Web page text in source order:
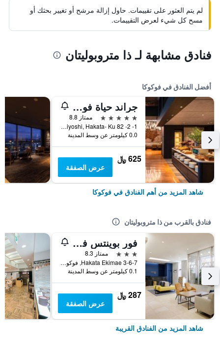
لم يتم العثور على تقييمات. حاول إزالة مرشح أو تغيير بحثك أو
مسح كل شيء لعرض التقييمات.
فنادق مشابهة لـ ذا متروبوليتان
أفضل الفنادق في فوكوكا
جراند حياة فوكوكا
5 نجوم
ممتاز 8.8
1- 2- 82 Sumiyoshi, Hakata- Ku, فوكوكا, اليابان
0.0 كيلومتر عن وسط المدينة
625 ﷼
عرض الصفقة
شاهد المزيد من أهم الفنادق في فوكوكا
فنادق بالقرب من ذا متروبوليتان
فور بوينتس فليكس باي شيراتون فوكوكا هاكاتا
3 نجوم
ممتاز 8.3
3-6-7 Hakata Ekimae, فوكوكا, اليابان
0.1 كيلومتر عن وسط المدينة
287 ﷼
عرض الصفقة
شاهد المزيد من الفنادق القريبة